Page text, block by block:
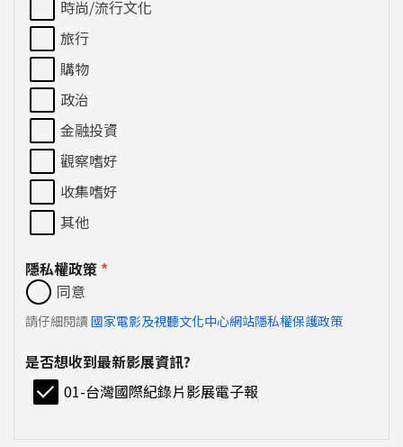
時尚/流行文化
旅行
購物
政治
金融投資
觀察嗜好
收集嗜好
其他
隱私權政策 *
同意
請仔細閱讀 國家電影及視聽文化中心網站隱私權保護政策
是否想收到最新影展資訊?
01-台灣國際紀錄片影展電子報